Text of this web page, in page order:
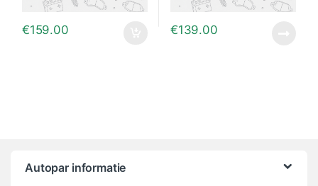
€159.00 €139.00
Autopar informatie